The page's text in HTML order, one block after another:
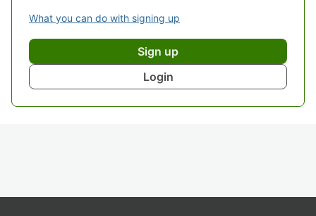
What you can do with signing up
Sign up
Login